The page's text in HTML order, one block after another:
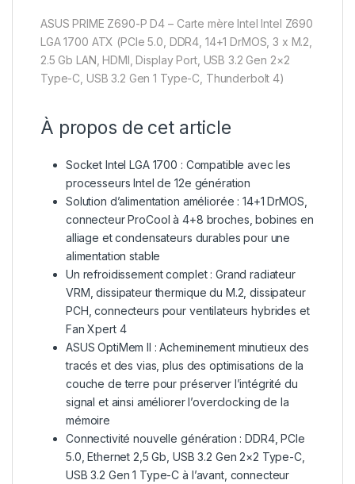
ASUS PRIME Z690-P D4 – Carte mère Intel Intel Z690
LGA 1700 ATX (PCIe 5.0, DDR4, 14+1 DrMOS, 3 x M.2,
2.5 Gb LAN, HDMI, Display Port, USB 3.2 Gen 2×2
Type-C, USB 3.2 Gen 1 Type-C, Thunderbolt 4)
À propos de cet article
Socket Intel LGA 1700 : Compatible avec les
processeurs Intel de 12e génération
Solution d’alimentation améliorée : 14+1 DrMOS,
connecteur ProCool à 4+8 broches, bobines en
alliage et condensateurs durables pour une
alimentation stable
Un refroidissement complet : Grand radiateur
VRM, dissipateur thermique du M.2, dissipateur
PCH, connecteurs pour ventilateurs hybrides et
Fan Xpert 4
ASUS OptiMem II : Acheminement minutieux des
tracés et des vias, plus des optimisations de la
couche de terre pour préserver l’intégrité du
signal et ainsi améliorer l’overclocking de la
mémoire
Connectivité nouvelle génération : DDR4, PCIe
5.0, Ethernet 2,5 Gb, USB 3.2 Gen 2×2 Type-C,
USB 3.2 Gen 1 Type-C à l’avant, connecteur